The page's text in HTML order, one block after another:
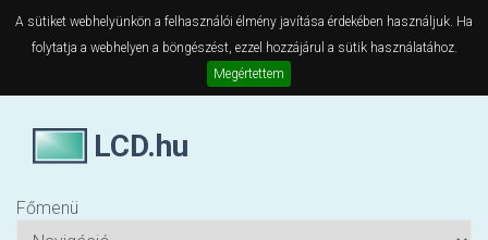
A sütiket webhelyünkön a felhasználói élmény javítása érdekében használjuk. Ha
folytatja a webhelyen a böngészést, ezzel hozzájárul a sütik használatához.
Megértettem
LCD.hu
Főmenü